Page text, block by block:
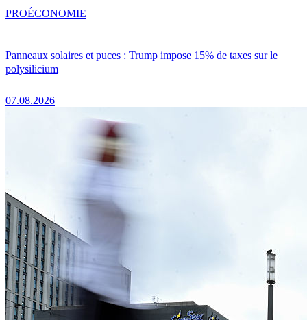
Panneaux solaires et puces : Trump impose 15% de taxes sur le
polysilicium
07.08.2026
PROÉCONOMIE